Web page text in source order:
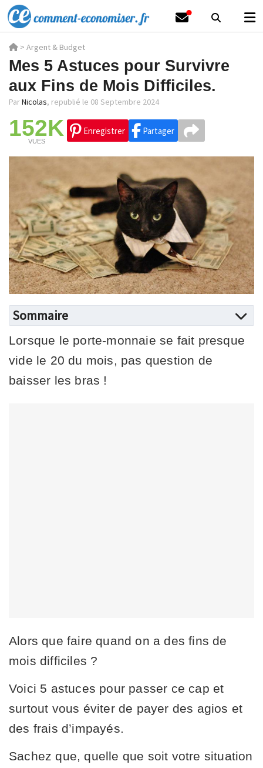
> Argent & Budget
Mes 5 Astuces pour Survivre
aux Fins de Mois Difficiles.
ParNicolas, republié le 08 Septembre 2024
152K
VUES
Enregistrer Partager
Sommaire
Lorsque le porte-monnaie se fait presque
vide le 20 du mois, pas question de
baisser les bras !
Alors que faire quand on a des fins de
mois difficiles ?
Voici 5 astuces pour passer ce cap et
surtout vous éviter de payer des agios et
des frais d’impayés.
Sachez que, quelle que soit votre situation